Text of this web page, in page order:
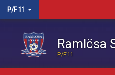
P/F 11
Ramlösa
P/F11